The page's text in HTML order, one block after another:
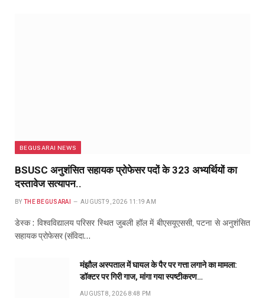
BEGUSARAI NEWS
BSUSC अनुशंसित सहायक प्रोफेसर पदों के 323 अभ्यर्थियों का
दस्तावेज सत्यापन..
BY THE BEGUSARAI AUGUST 9, 2026 11:19 AM
डेस्क : विश्वविद्यालय परिसर स्थित जुबली हॉल में बीएसयूएससी, पटना से अनुशंसित
सहायक प्रोफेसर (संविदा…
मंझौल अस्पताल में घायल के पैर पर गत्ता लगाने का मामला:
डॉक्टर पर गिरी गाज, मांगा गया स्पष्टीकरण…
AUGUST 8, 2026 8:48 PM